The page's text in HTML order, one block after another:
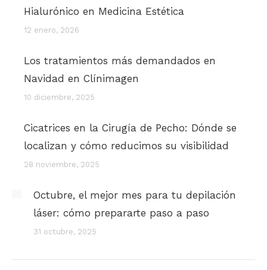
Hialurónico en Medicina Estética
12 enero, 2026
Los tratamientos más demandados en
Navidad en Clínimagen
10 diciembre, 2025
Cicatrices en la Cirugía de Pecho: Dónde se
localizan y cómo reducimos su visibilidad
28 noviembre, 2025
Octubre, el mejor mes para tu depilación
láser: cómo prepararte paso a paso
31 octubre, 2025